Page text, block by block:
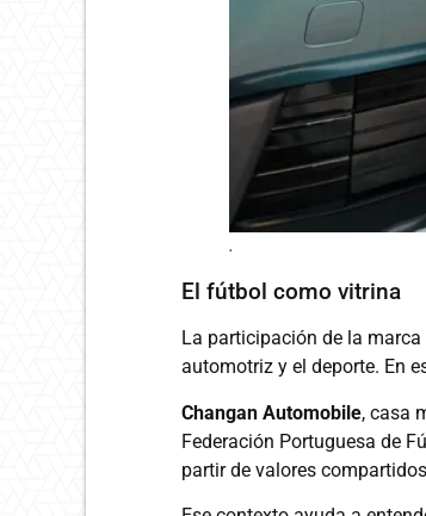
.
El fútbol como vitrina
La participación de la
automotriz y el deporte. En
Changan Automobile, casa
Federación Portuguesa de
partir de valores